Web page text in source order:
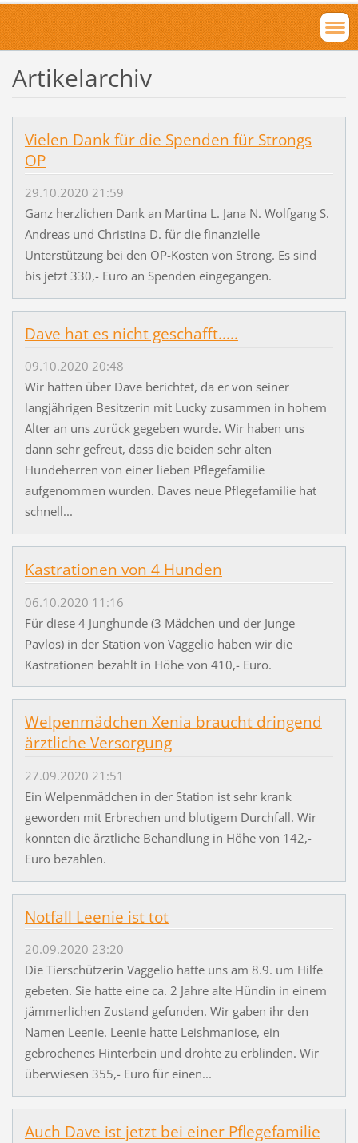
Artikelarchiv
Vielen Dank für die Spenden für Strongs
OP
29.10.2020 21:59
Ganz herzlichen Dank an Martina L. Jana N. Wolfgang S.
Andreas und Christina D. für die finanzielle
Unterstützung bei den OP-Kosten von Strong. Es sind
bis jetzt 330,- Euro an Spenden eingegangen.
Dave hat es nicht geschafft.....
09.10.2020 20:48
Wir hatten über Dave berichtet, da er von seiner
langjährigen Besitzerin mit Lucky zusammen in hohem
Alter an uns zurück gegeben wurde. Wir haben uns
dann sehr gefreut, dass die beiden sehr alten
Hundeherren von einer lieben Pflegefamilie
aufgenommen wurden. Daves neue Pflegefamilie hat
schnell...
Kastrationen von 4 Hunden
06.10.2020 11:16
Für diese 4 Junghunde (3 Mädchen und der Junge
Pavlos) in der Station von Vaggelio haben wir die
Kastrationen bezahlt in Höhe von 410,- Euro.
Welpenmädchen Xenia braucht dringend
ärztliche Versorgung
27.09.2020 21:51
Ein Welpenmädchen in der Station ist sehr krank
geworden mit Erbrechen und blutigem Durchfall. Wir
konnten die ärztliche Behandlung in Höhe von 142,-
Euro bezahlen.
Notfall Leenie ist tot
20.09.2020 23:20
Die Tierschützerin Vaggelio hatte uns am 8.9. um Hilfe
gebeten. Sie hatte eine ca. 2 Jahre alte Hündin in einem
jämmerlichen Zustand gefunden. Wir gaben ihr den
Namen Leenie. Leenie hatte Leishmaniose, ein
gebrochenes Hinterbein und drohte zu erblinden. Wir
überwiesen 355,- Euro für einen...
Auch Dave ist jetzt bei einer Pflegefamilie